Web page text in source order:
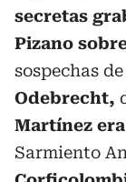
secretas
Pizano
sospechas
Odebrecht,
Martínez
Sarmiento